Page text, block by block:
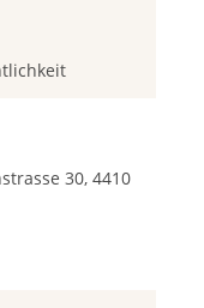
30, 4410